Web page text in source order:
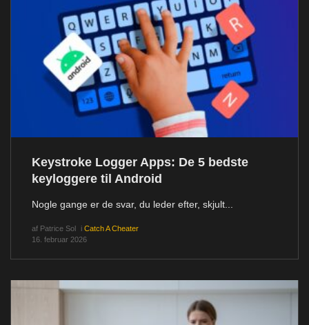
Keystroke Logger Apps: De 5 bedste
keyloggere til Android
Nogle gange er de svar, du leder efter, skjult...
af Patrice Sol i Catch A Cheater
16. februar 2026